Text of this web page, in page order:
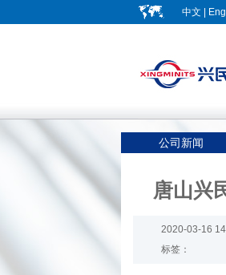
中文
公司新闻
唐山兴
2020-03-16
标签：